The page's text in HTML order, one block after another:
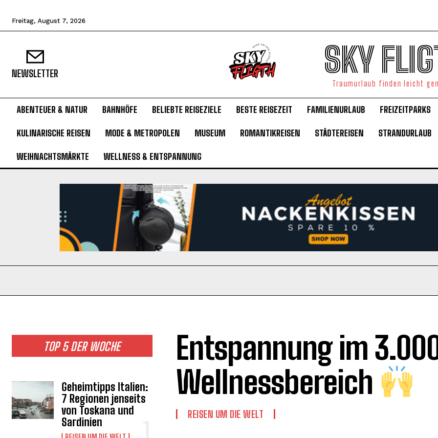
Freitag, August 7, 2026
NEWSLETTER SKY
Traumurlaub finden leicht
ABENTEUER & NATUR BAHNHÖFE BELIEBTE REISEZIELE BESTE REISEZEIT FAMILIENURLAUB FREIZEITPARKS
KULINARISCHE REISEN MODE & METROPOLEN MUSEUM ROMANTIKREISEN STÄDTEREISEN STRANDURLAUB
WEIHNACHTSMÄRKTE WELLNESS & ENTSPANNUNG
TOP 5 DER WOCHE
Geheimtipps Italien:
7 Regionen jenseits
von Toskana und
Sardinien
Entspannung im
Wellnessbereich
REISEN UM DIE WELT